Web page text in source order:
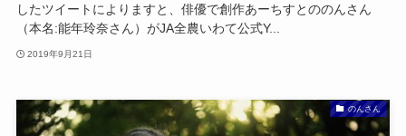
したツイートによりますと、俳優で創作あーちすとののんさん
（本名:能年玲奈さん）がJA全農いわて公式Y...
2019年9月21日
のんさん